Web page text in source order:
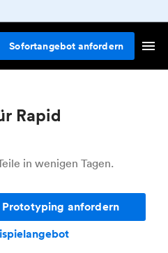
Sofortangebot anfordern
Rapid
in wenigen Tagen.
anfordern